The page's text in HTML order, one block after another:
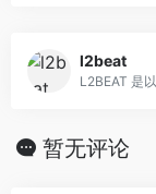
l2beat
L2BEAT 是
暂无评论